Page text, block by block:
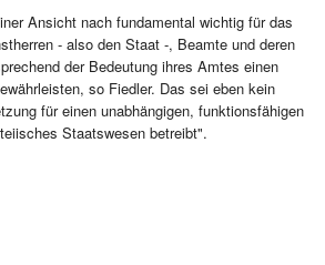
Ansicht nach fundamental wichtig für das
- also den Staat -, Beamte und deren
der Bedeutung ihres Amtes einen
so Fiedler. Das sei eben kein
für einen unabhängigen, funktionsfähigen
Staatswesen betreibt".